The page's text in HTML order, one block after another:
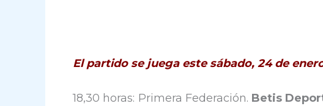
El partido se juega este sábado, 24 de
18,30 horas: Primera Federación. Betis